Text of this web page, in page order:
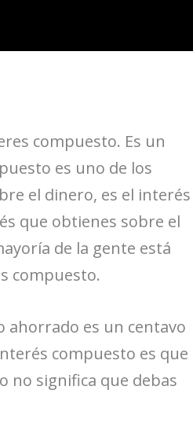
compuesto. Es un
es uno de los
el dinero, es el interés
que obtienes sobre el
de la gente está
compuesto.
ahorrado es un centavo
compuesto es que
no significa que debas